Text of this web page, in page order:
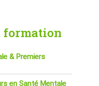
formation
& Premiers
en Santé Mentale